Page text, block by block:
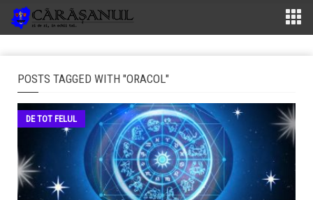
POSTS TAGGED WITH "ORACOL"
DE TOT FELUL